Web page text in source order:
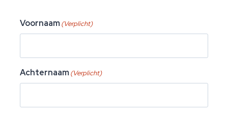
Voornaam(Verplicht)
Achternaam(Verplicht)